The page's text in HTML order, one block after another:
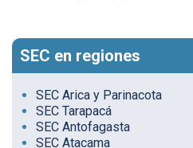
SEC en regiones
SEC Arica y Parinacota
SEC Tarapacá
SEC Antofagasta
SEC Atacama